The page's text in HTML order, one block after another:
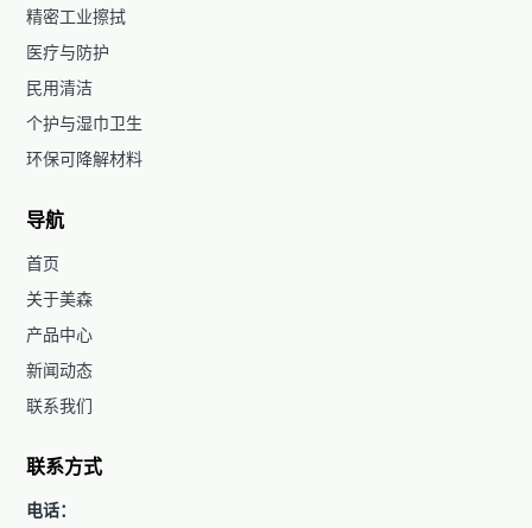
精密工业擦拭
医疗与防护
民用清洁
个护与湿巾卫生
环保可降解材料
导航
首页
关于美森
产品中心
新闻动态
联系我们
联系方式
电话：